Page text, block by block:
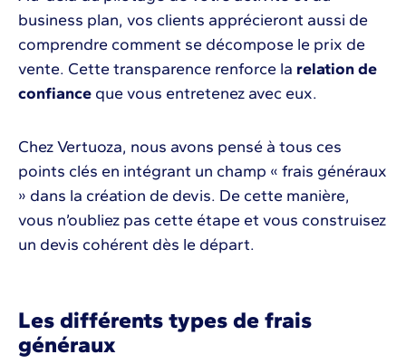
business plan, vos clients apprécieront aussi de
comprendre comment se décompose le prix de
vente. Cette transparence renforce la relation de
confiance que vous entretenez avec eux.
Chez Vertuoza, nous avons pensé à tous ces
points clés en intégrant un champ « frais généraux
» dans la création de devis. De cette manière,
vous n’oubliez pas cette étape et vous construisez
un devis cohérent dès le départ.
Les différents types de frais
généraux